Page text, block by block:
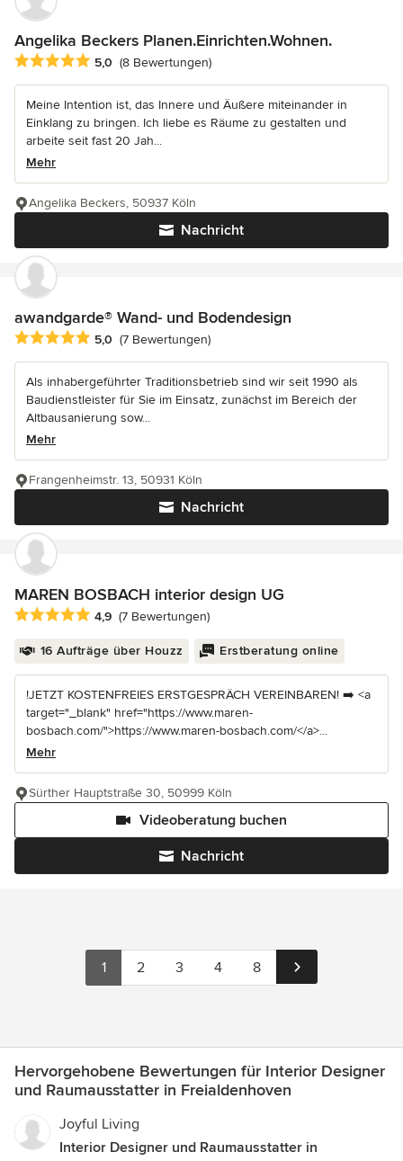
Angelika Beckers Planen.Einrichten.Wohnen.
Durchschnittliche Bewertung: 5 von 5 Sternen
5,0 (8 Bewertungen)
Meine Intention ist, das Innere und Äußere miteinander in
Einklang zu bringen. Ich liebe es Räume zu gestalten und
arbeite seit fast 20 Jah...
Mehr
Nachricht
Angelika Beckers, 50937 Köln
awandgarde® Wand- und Bodendesign
Durchschnittliche Bewertung: 5 von 5 Sternen
5,0 (7 Bewertungen)
Als inhabergeführter Traditionsbetrieb sind wir seit 1990 als
Baudienstleister für Sie im Einsatz, zunächst im Bereich der
Altbausanierung sow...
Mehr
Nachricht
Frangenheimstr. 13, 50931 Köln
MAREN BOSBACH interior design UG
Durchschnittliche Bewertung: 4.9 von 5 Sternen
4,9 (7 Bewertungen)
16 Aufträge über Houzz Erstberatung online
!JETZT KOSTENFREIES ERSTGESPRÄCH VEREINBAREN! ➡️ <a
target="_blank" href="https://www.maren-
bosbach.com/">https://www.maren-bosbach.com/</a>...
Mehr
Nachricht
Videoberatung buchen
Sürther Hauptstraße 30, 50999 Köln
1 2 3 4 8
Hervorgehobene Bewertungen für Interior Designer
und Raumausstatter in Freialdenhoven
Joyful Living
Interior Designer und Raumausstatter in